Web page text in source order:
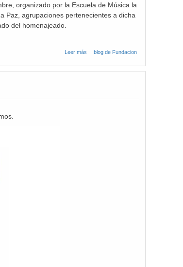
organizado por la Escuela de Música la
Paz, agrupaciones pertenecientes a dicha
del homenajeado.
Leer más sobre Concierto
Rioseras
blog de Fundacion